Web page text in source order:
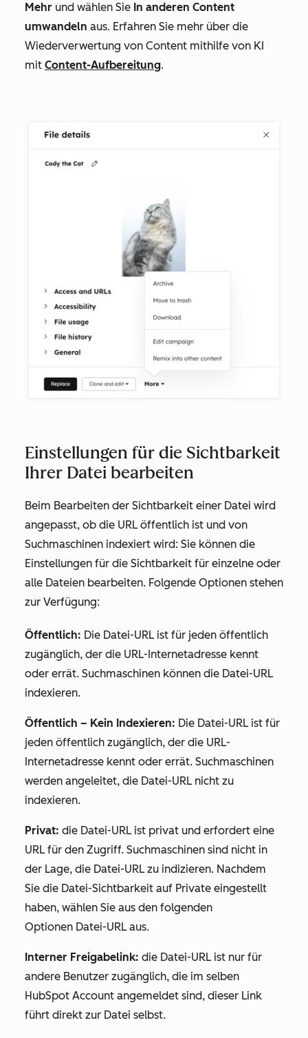
Mehr und wählen Sie In anderen Content
umwandeln aus. Erfahren Sie mehr über die
Wiederverwertung von Content mithilfe von KI
mit Content-Aufbereitung.
Einstellungen für die Sichtbarkeit
Ihrer Datei bearbeiten
Beim Bearbeiten der Sichtbarkeit einer Datei wird
angepasst, ob die URL öffentlich ist und von
Suchmaschinen indexiert wird: Sie können die
Einstellungen für die Sichtbarkeit für einzelne oder
alle Dateien bearbeiten. Folgende Optionen stehen
zur Verfügung:
Öffentlich: Die Datei-URL ist für jeden öffentlich
zugänglich, der die URL-Internetadresse kennt
oder errät. Suchmaschinen können die Datei-URL
indexieren.
Öffentlich – Kein Indexieren: Die Datei-URL ist für
jeden öffentlich zugänglich, der die URL-
Internetadresse kennt oder errät. Suchmaschinen
werden angeleitet, die Datei-URL nicht zu
indexieren.
Privat: die Datei-URL ist privat und erfordert eine
URL für den Zugriff. Suchmaschinen sind nicht in
der Lage, die Datei-URL zu indizieren. Nachdem
Sie die Datei-Sichtbarkeit auf Private eingestellt
haben, wählen Sie aus den folgenden
Optionen Datei-URL aus.
Interner Freigabelink: die Datei-URL ist nur für
andere Benutzer zugänglich, die im selben
HubSpot Account angemeldet sind, dieser Link
führt direkt zur Datei selbst.